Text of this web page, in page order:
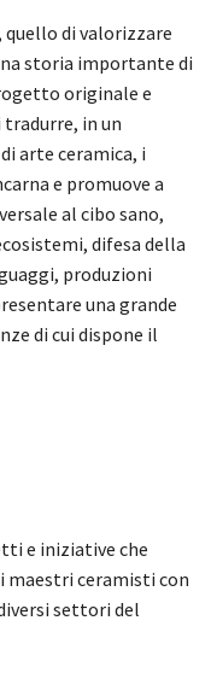
di valorizzare
storia importante di
originale e
in un
arte ceramica, i
e promuove a
al cibo sano,
difesa della
produzioni
una grande
di cui dispone il
e iniziative che
maestri ceramisti con
settori del